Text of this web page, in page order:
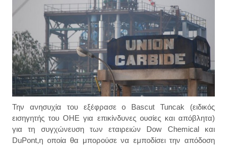
Την ανησυχία του εξέφρασε ο Bascut Tuncak (ειδικός
εισηγητής του ΟΗΕ για επικίνδυνες ουσίες και απόβλητα)
για τη συγχώνευση των εταιρειών Dow Chemical και
DuPont,η οποία θα μπορούσε να εμποδίσει την απόδοση